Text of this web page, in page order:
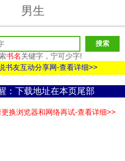
男生
书名关键字，宁可少字!
书友互动分享网-查看详细>>
：下载地址在本页尾部
换浏览器和网络再试-查看详细>>